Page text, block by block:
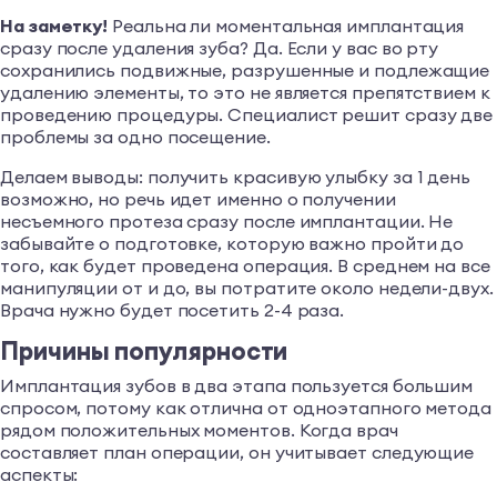
На заметку! Реальна ли моментальная имплантация
сразу после удаления зуба? Да. Если у вас во рту
сохранились подвижные, разрушенные и подлежащие
удалению элементы, то это не является препятствием к
проведению процедуры. Специалист решит сразу две
проблемы за одно посещение.
Делаем выводы: получить красивую улыбку за 1 день
возможно, но речь идет именно о получении
несъемного протеза сразу после имплантации. Не
забывайте о подготовке, которую важно пройти до
того, как будет проведена операция. В среднем на все
манипуляции от и до, вы потратите около недели-двух.
Врача нужно будет посетить 2-4 раза.
Причины популярности
Имплантация зубов в два этапа пользуется большим
спросом, потому как отлична от одноэтапного метода
рядом положительных моментов. Когда врач
составляет план операции, он учитывает следующие
аспекты: